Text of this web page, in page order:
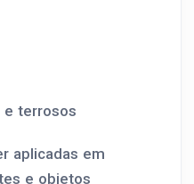
e terrosos
aplicadas em
e objetos